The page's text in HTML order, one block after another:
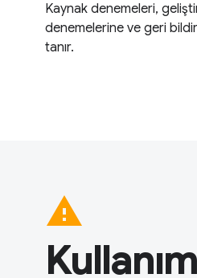
Kaynak denemeleri,
denemelerine ve geri
tanır.
warning